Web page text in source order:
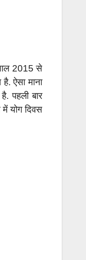
2015 से
ऐसा माना
पहली बार
में योग दिवस